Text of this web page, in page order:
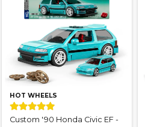
HOT WHEELS
Custom '90 Honda Civic EF -